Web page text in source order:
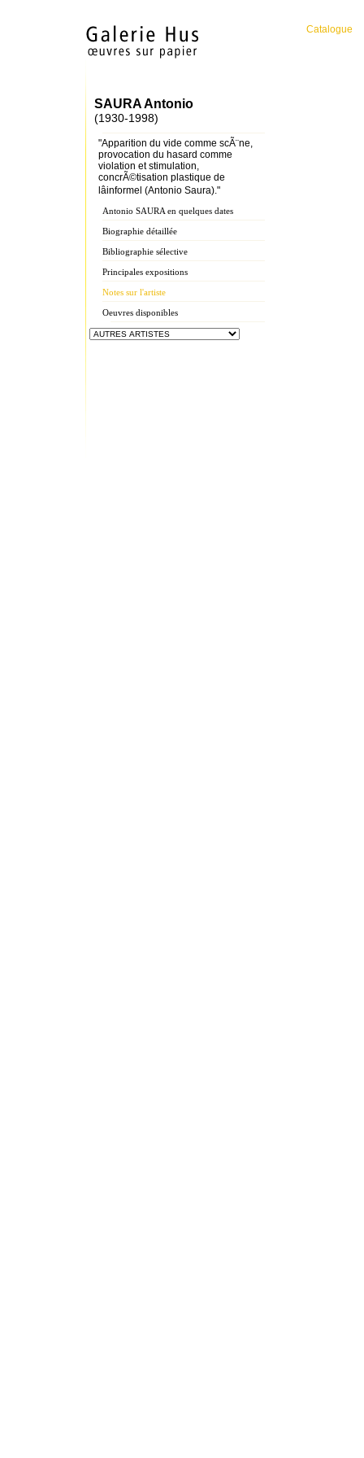
Catalogue
SAURA Antonio
(1930-1998)
"Apparition du vide comme scÃ¨ne,
provocation du hasard comme
violation et stimulation,
concrÃ©tisation plastique de
lâinformel (Antonio Saura)."
Antonio SAURA en quelques dates
Biographie détaillée
Bibliographie sélective
Principales expositions
Notes sur l'artiste
Oeuvres disponibles